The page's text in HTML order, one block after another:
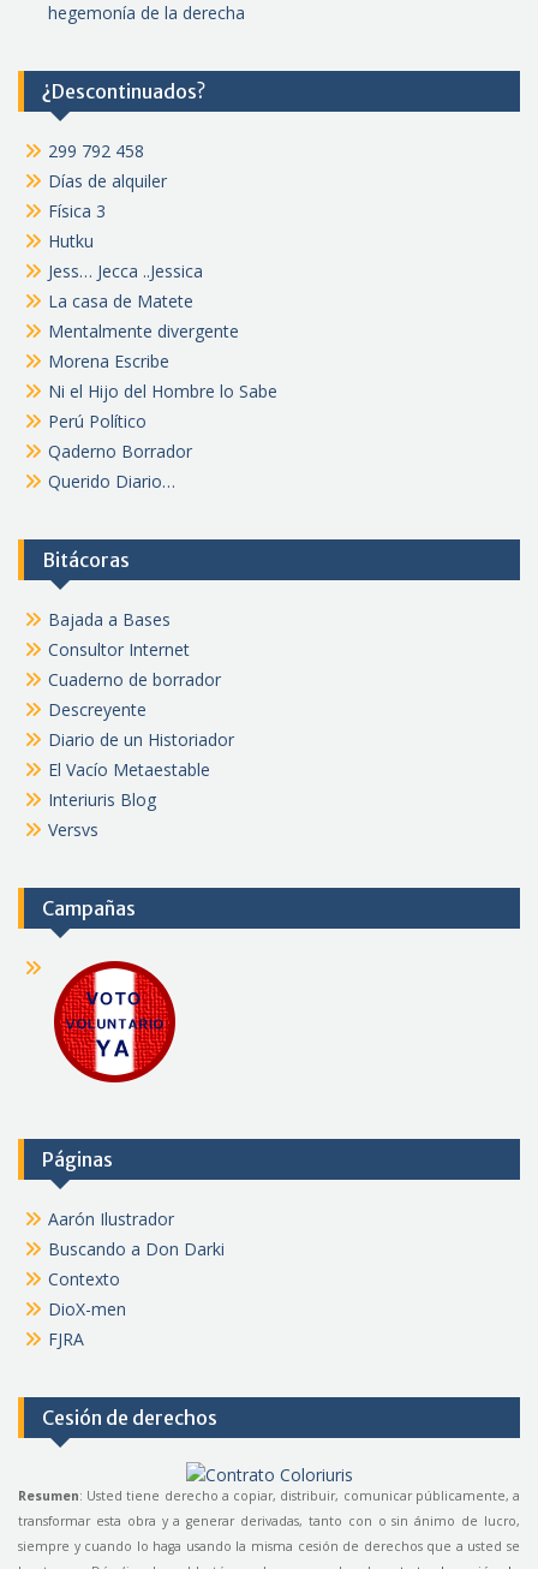
hegemonía de la derecha
¿Descontinuados?
299 792 458
Días de alquiler
Física 3
Hutku
Jess… Jecca ..Jessica
La casa de Matete
Mentalmente divergente
Morena Escribe
Ni el Hijo del Hombre lo Sabe
Perú Político
Qaderno Borrador
Querido Diario…
Bitácoras
Bajada a Bases
Consultor Internet
Cuaderno de borrador
Descreyente
Diario de un Historiador
El Vacío Metaestable
Interiuris Blog
Versvs
Campañas
Páginas
Aarón Ilustrador
Buscando a Don Darki
Contexto
DioX-men
FJRA
Cesión de derechos
Resumen: Usted tiene derecho a copiar, distribuir, comunicar públicamente, a
transformar esta obra y a generar derivadas, tanto con o sin ánimo de lucro,
siempre y cuando lo haga usando la misma cesión de derechos que a usted se